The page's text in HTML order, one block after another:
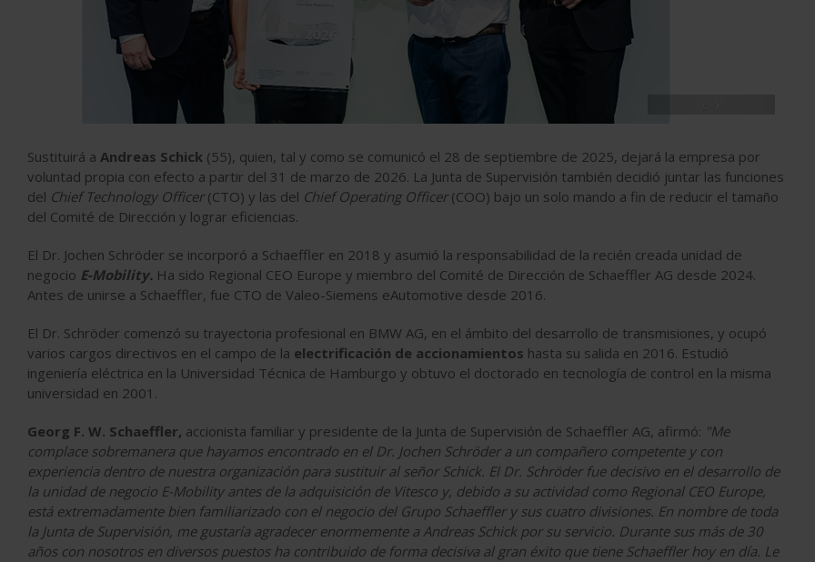
Sustituirá a Andreas Schick (55), quien, tal y como se comunicó el 28 de septiembre de 2025, dejará la empresa por
voluntad propia con efecto a partir del 31 de marzo de 2026. La Junta de Supervisión también decidió juntar las funciones
del Chief Technology Officer(CTO) y las del Chief Operating Officer(COO) bajo un solo mando a fin de reducir el tamaño
del Comité de Dirección y lograr eficiencias.
El Dr. Jochen Schröder se incorporó a Schaeffler en 2018 y asumió la responsabilidad de la recién creada unidad de
negocio E-Mobility. Ha sido Regional CEO Europe y miembro del Comité de Dirección de Schaeffler AG desde 2024.
Antes de unirse a Schaeffler, fue CTO de Valeo-Siemens eAutomotive desde 2016.
El Dr. Schröder comenzó su trayectoria profesional en BMW AG, en el ámbito del desarrollo de transmisiones, y ocupó
varios cargos directivos en el campo de la electrificación de accionamientos hasta su salida en 2016. Estudió
ingeniería eléctrica en la Universidad Técnica de Hamburgo y obtuvo el doctorado en tecnología de control en la misma
universidad en 2001.
Georg F. W. Schaeffler, accionista familiar y presidente de la Junta de Supervisión de Schaeffler AG, afirmó: "Me
complace sobremanera que hayamos encontrado en el Dr. Jochen Schröder a un compañero competente y con
experiencia dentro de nuestra organización para sustituir al señor Schick. El Dr. Schröder fue decisivo en el desarrollo de
la unidad de negocio E-Mobility antes de la adquisición de Vitesco y, debido a su actividad como Regional CEO Europe,
está extremadamente bien familiarizado con el negocio del Grupo Schaeffler y sus cuatro divisiones. En nombre de toda
la Junta de Supervisión, me gustaría agradecer enormemente a Andreas Schick por su servicio. Durante sus más de 30
años con nosotros en diversos puestos ha contribuido de forma decisiva al gran éxito que tiene Schaeffler hoy en día. Le